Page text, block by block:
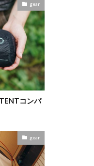
gear
コンパ
gear